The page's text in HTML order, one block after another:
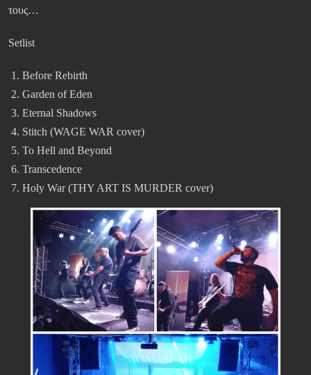
τους…
Setlist
Before Rebirth
Garden of Eden
Eternal Shadows
Stitch (WAGE WAR cover)
To Hell and Beyond
Transcedence
Holy War (THY ART IS MURDER cover)